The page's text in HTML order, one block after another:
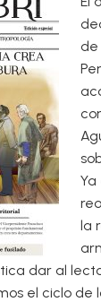
de
Ya
la
dar al
el ciclo de